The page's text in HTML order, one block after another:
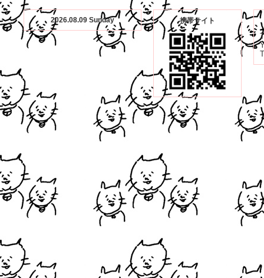
2026.08.09 Sunday 携帯サイト